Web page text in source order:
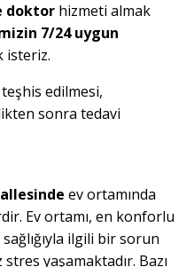
doktor hizmeti almak
7/24 uygun
isteriz.
teşhis edilmesi,
sonra tedavi
ev ortamında
Ev ortamı, en konforlu
ilgili bir sorun
yaşamaktadır. Bazı